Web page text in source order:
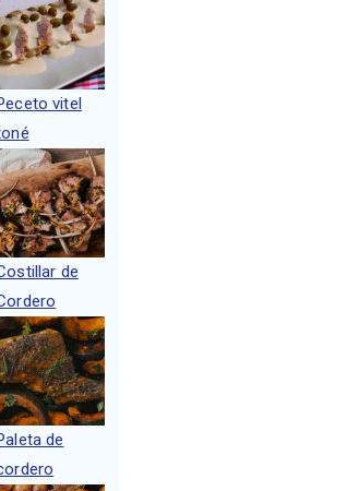
vitel
de
de